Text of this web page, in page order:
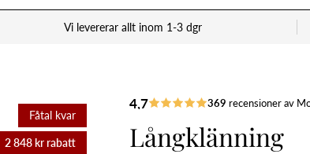
Vi levererar allt inom 1-3 dgr
Fåtal kvar
2 848 kr rabatt Långklänning